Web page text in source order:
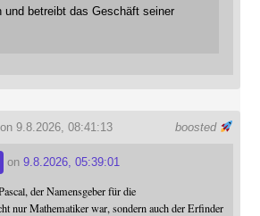
und betreibt das Geschäft seiner
boosted
9.8.2026, 08:41:13
on 9.8.2026, 05:39:01
der Namensgeber für die
nur Mathematiker war, sondern auch der Erfinder